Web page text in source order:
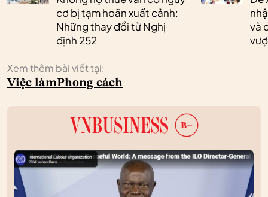
cơ bị tạm hoãn xuất cảnh:
Những thay đổi từ Nghị
định 252
và
Xem thêm bài viết tại:
Việc làmPhong cách